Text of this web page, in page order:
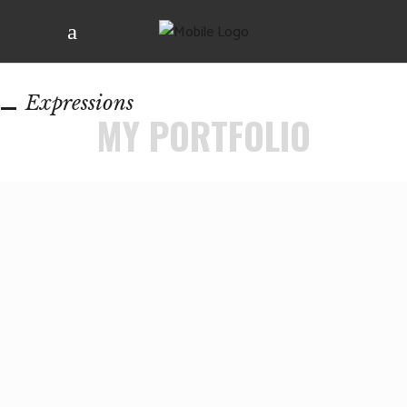
Expressions
MY PORTFOLIO